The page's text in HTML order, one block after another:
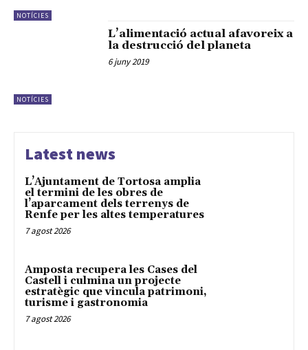
NOTÍCIES
NOTÍCIES
L’alimentació actual afavoreix a
la destrucció del planeta
6 juny 2019
Latest news
L’Ajuntament de Tortosa amplia
el termini de les obres de
l’aparcament dels terrenys de
Renfe per les altes temperatures
7 agost 2026
Amposta recupera les Cases del
Castell i culmina un projecte
estratègic que vincula patrimoni,
turisme i gastronomia
7 agost 2026